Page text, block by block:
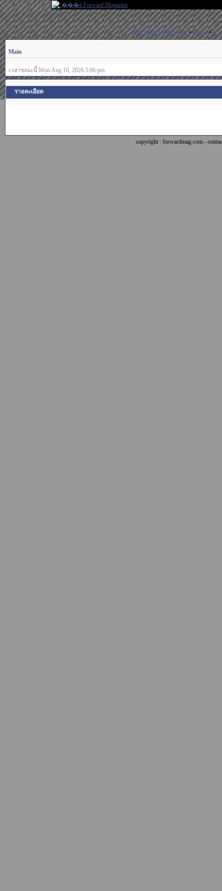
สมัครสมาชิก(Register)•ค้นหา•ช่ว
Main
เวลาขณะนี้ Mon Aug 10, 2026 5:06 pm
รายละเอียด
copyright : forwardmag.com -